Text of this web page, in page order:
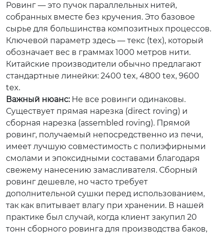
Ровинг — это пучок параллельных нитей,
собранных вместе без кручения. Это базовое
сырье для большинства композитных процессов.
Ключевой параметр здесь — текс (tex), который
обозначает вес в граммах 1000 метров нити.
Китайские производители обычно предлагают
стандартные линейки: 2400 tex, 4800 tex, 9600
tex.
Важный нюанс:Не все ровинги одинаковы.
Существует прямая нарезка (direct roving) и
сборная нарезка (assembled roving). Прямой
ровинг, получаемый непосредственно из печи,
имеет лучшую совместимость с полиэфирными
смолами и эпоксидными составами благодаря
свежему нанесению замасливателя. Сборный
ровинг дешевле, но часто требует
дополнительной сушки перед использованием,
так как впитывает влагу при хранении. В нашей
практике был случай, когда клиент закупил 20
тонн сборного ровинга для производства баков,